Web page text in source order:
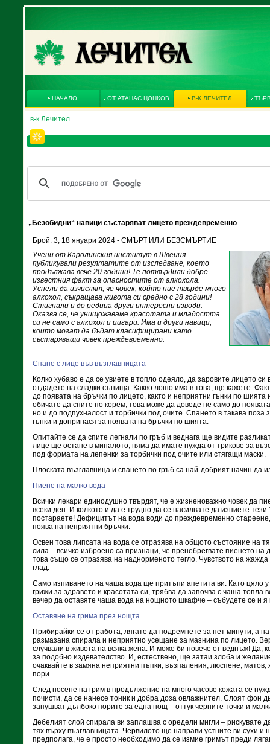
НАЧАЛО ОТ АТАНАС ЦОНКОВ В-К ЛЕЧИТЕЛ
в-к Лечител
„Безобидни“ навици състаряват лицето преждевременно
Брой: 3, 18 януари 2024 - СМЪРТ ИЛИ БЕЗСМЪРТИЕ
Учени от Каролинския институт в Швеция
публикували резултатите от изследване, което
продължава вече 20 години! Те потвърдили добре
известния факт за опасностите от алкохола.
Успели да изчислят, че човек, който пие твърде много
алкохол, съкращава живота си средно с 28 години!
Стигнали и до редица други интересни изводи.
Оказва се, че унищожаваме красотата и младостта
си не само с алкохол и цигари. Има и други навици,
които могат да бъдат класифицирани като
състаряващи човек преждевременно.
Спане с лице във възглавницата
Колко хубаво е да се увиете в топло одеяло, да заровите лицето си
отдадете на сладки сънища. Какво лошо има в това, ще кажете.
до появата на бръчки по лицето, както и неприятни гънки по
обичате да спите по корем, това може да доведе не само до
но и до подпухналост и торбички под очите. Спането в такава
гънки и допринася за появата на бръчки по шията.
Опитайте се да спите легнали по гръб и веднага ще видите
лице ще остане в миналото, няма да имате нужда от трикове за
под формата на лепенки за торбички под очите или стягащи маски.
Плоската възглавница и спането по гръб са най-добрият начин да
Пиене на малко вода
Всички лекари единодушно твърдят, че е жизненоважно човек да
всеки ден. И колкото и да е трудно да се насилвате да изпиете
постараете! Дефицитът на вода води до преждевременно
поява на неприятни бръчки.
Освен това липсата на вода се отразява на общото състояние на
сила – всичко изброено са признаци, че пренебрегвате пиенето на
това също се отразява на наднорменото тегло. Чувството на жажда
глад.
Само изпиването на чаша вода ще притъпи апетита ви. Като цяло
грижи за здравето и красотата си, трябва да започва с чаша топла
вечер да оставяте чаша вода на нощното шкафче – събудете се и я
Оставяне на грима през нощта
Прибирайки се от работа, лягате да подремнете за пет минути, а
размазана спирала и неприятно усещане за мазнина по лицето.
случвали в живота на всяка жена. И може би повече от веднъж! Да,
за подобно издевателство. И, естествено, ще затаи злоба и
очаквайте в замяна неприятни пъпки, възпаления, люспене,
пори.
След носене на грим в продължение на много часове кожата се
почисти, да се нанесе тоник и добра доза овлажнител. Слоят фон
запушват дълбоко порите за една нощ – оттук черните точки и
Дебелият слой спирала ви заплашва с оредели мигли – рискувате
тях върху възглавницата. Червилото ще направи устните ви сухи и
предполага, че е просто необходимо да се измие гримът преди